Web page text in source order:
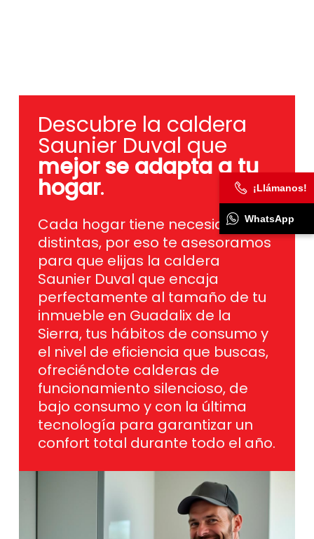
Descubre la caldera
Saunier Duval que
mejor se adapta a tu
hogar.
Cada hogar tiene necesidades
distintas, por eso te asesoramos
para que elijas la caldera
Saunier Duval que encaja
perfectamente al tamaño de tu
inmueble en Guadalix de la
Sierra, tus hábitos de consumo y
el nivel de eficiencia que buscas,
ofreciéndote calderas de
funcionamiento silencioso, de
bajo consumo y con la última
tecnología para garantizar un
confort total durante todo el año.
¡Llámanos!
WhatsApp